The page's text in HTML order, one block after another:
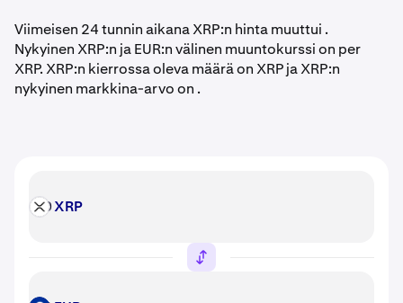
Viimeisen 24 tunnin aikana XRP:n hinta muuttui .
Nykyinen XRP:n ja EUR:n välinen muuntokurssi on per
XRP. XRP:n kierrossa oleva määrä on XRP ja XRP:n
nykyinen markkina-arvo on .
XRP XRP